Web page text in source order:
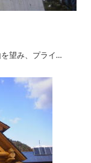
望み、プライ…